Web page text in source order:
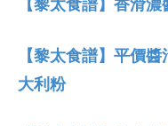
【黎太食譜】香滑
【黎太食譜】平價
大利粉